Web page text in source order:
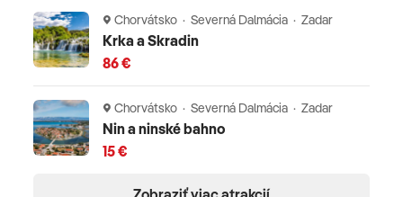
v cene je doprava luxusným klimatizovaným
autobusom
****
Poznámka
Chorvátsko · Severná Dalmácia · Zadar
Krka a Skradin
86 €
Chorvátsko · Severná Dalmácia · Zadar
Nin a ninské bahno
15 €